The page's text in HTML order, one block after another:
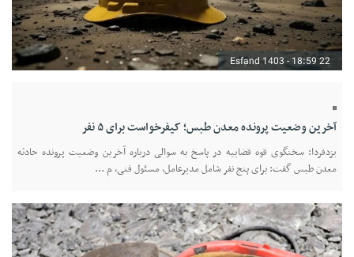
22 Esfand 1403 - 18:59
آخرین وضعیت پرونده معدن طبس؛ کیفرخواست برای ۵ نفر
یزدفردا: سخنگوی قوه قضاییه در پاسخ به سوالی درباره آخرین وضعیت پرونده حادثه
معدن طبس گفت: برای پنج نفر شامل مدیرعامل، مسئول فنی، م ...